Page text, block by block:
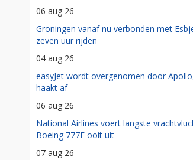
06 aug 26
Groningen vanaf nu verbonden met
zeven uur rijden'
04 aug 26
easyJet wordt overgenomen door
haakt af
06 aug 26
National Airlines voert langste
Boeing 777F ooit uit
07 aug 26